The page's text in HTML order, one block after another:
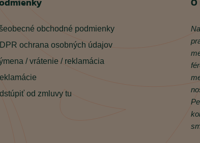
obchodné podmienky
ochrana osobných údajov
/ vrátenie / reklamácia
od zmluvy tu